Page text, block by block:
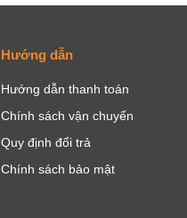
Hướng dẫn
Hướng dẫn thanh toán
Chính sách vận chuyển
Quy định đổi trả
Chính sách bảo mật